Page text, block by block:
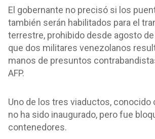
El gobernante no precisó si los
también serán habilitados para el
terrestre, prohibido desde agosto
que dos militares venezolanos
manos de presuntos
AFP.
Uno de los tres viaductos, conocido
no ha sido inaugurado, pero fue
contenedores.